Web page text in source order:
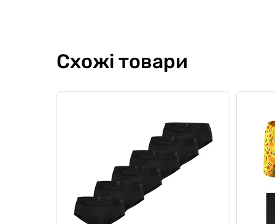
Схожі товари